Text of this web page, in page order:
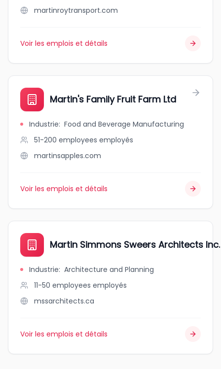
martinroytransport.com
Voir les emplois et détails
Martin's Family Fruit Farm Ltd
Industrie: Food and Beverage Manufacturing
51-200 employees employés
martinsapples.com
Voir les emplois et détails
Martin Simmons Sweers Architects Inc.
Industrie: Architecture and Planning
11-50 employees employés
mssarchitects.ca
Voir les emplois et détails